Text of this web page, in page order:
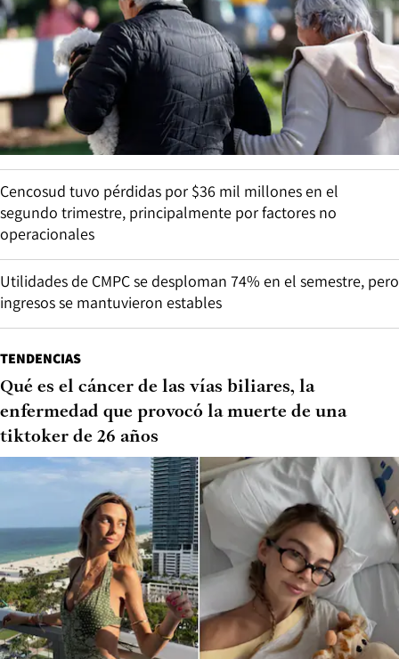
Cencosud tuvo pérdidas por $36 mil millones en el
segundo trimestre, principalmente por factores no
operacionales
Utilidades de CMPC se desploman 74% en el semestre, pero
ingresos se mantuvieron estables
TENDENCIAS
Qué es el cáncer de las vías biliares, la
enfermedad que provocó la muerte de una
tiktoker de 26 años